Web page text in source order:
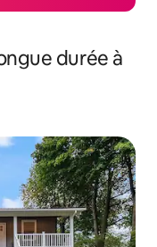
durée à